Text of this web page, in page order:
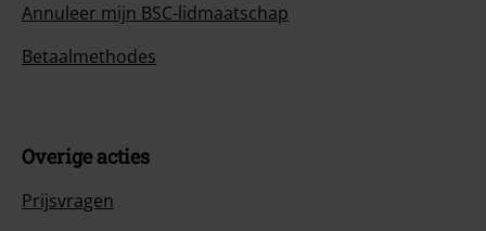
Annuleer mijn BSC-lidmaatschap
Betaalmethodes
Overige acties
Prijsvragen